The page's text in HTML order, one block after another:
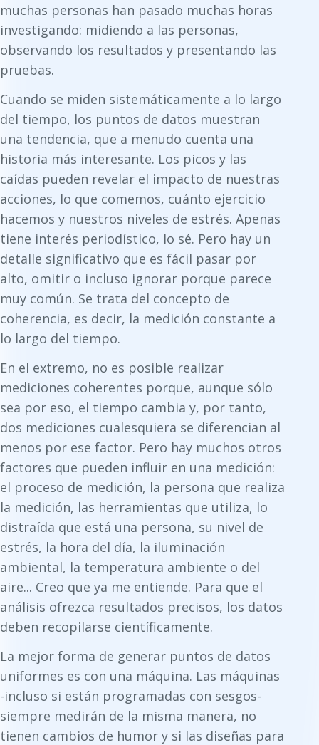
muchas personas han pasado muchas horas
investigando: midiendo a las personas,
observando los resultados y presentando las
pruebas.
Cuando se miden sistemáticamente a lo largo
del tiempo, los puntos de datos muestran
una tendencia, que a menudo cuenta una
historia más interesante. Los picos y las
caídas pueden revelar el impacto de nuestras
acciones, lo que comemos, cuánto ejercicio
hacemos y nuestros niveles de estrés. Apenas
tiene interés periodístico, lo sé. Pero hay un
detalle significativo que es fácil pasar por
alto, omitir o incluso ignorar porque parece
muy común. Se trata del concepto de
coherencia, es decir, la medición constante a
lo largo del tiempo.
En el extremo, no es posible realizar
mediciones coherentes porque, aunque sólo
sea por eso, el tiempo cambia y, por tanto,
dos mediciones cualesquiera se diferencian al
menos por ese factor. Pero hay muchos otros
factores que pueden influir en una medición:
el proceso de medición, la persona que realiza
la medición, las herramientas que utiliza, lo
distraída que está una persona, su nivel de
estrés, la hora del día, la iluminación
ambiental, la temperatura ambiente o del
aire... Creo que ya me entiende. Para que el
análisis ofrezca resultados precisos, los datos
deben recopilarse científicamente.
La mejor forma de generar puntos de datos
uniformes es con una máquina. Las máquinas
-incluso si están programadas con sesgos-
siempre medirán de la misma manera, no
tienen cambios de humor y si las diseñas para